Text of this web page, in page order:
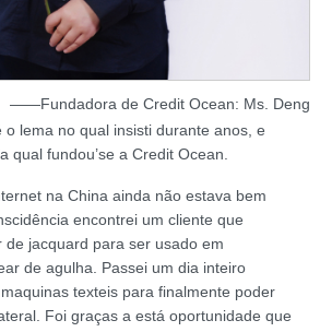
——Fundadora de Credit Ocean: Ms. Deng
o lema no qual insisti durante anos, e
qual fundou’se a Credit Ocean.
na China ainda não estava bem
encontrei um cliente que
de jacquard para ser usado em
de agulha. Passei um dia inteiro
texteis para finalmente poder
Foi graças a está oportunidade que